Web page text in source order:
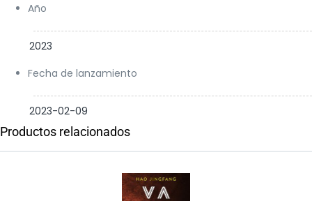
Año
2023
Fecha de lanzamiento
2023-02-09
Productos relacionados